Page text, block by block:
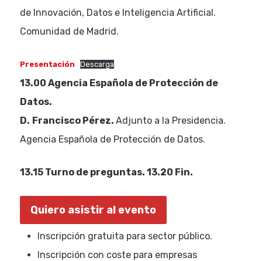
de Innovación, Datos e Inteligencia Artificial.
Comunidad de Madrid.
Presentación Descarga
13.00 Agencia Española de Protección de
Datos.
D. Francisco Pérez. Adjunto a la Presidencia.
Agencia Española de Protección de Datos.
13.15 Turno de preguntas. 13.20 Fin.
Quiero asistir al evento
Inscripción gratuita para sector público.
Inscripción con coste para empresas